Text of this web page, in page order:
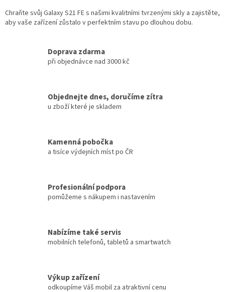
Chraňte svůj Galaxy S21 FE s našimi kvalitními tvrzenými skly a zajistěte,
aby vaše zařízení zůstalo v perfektním stavu po dlouhou dobu.
Doprava zdarma
při objednávce nad 3000 kč
Objednejte dnes, doručíme zítra
u zboží které je skladem
Kamenná pobočka
a tisíce výdejních míst po ČR
Profesionální podpora
pomůžeme s nákupem i nastavením
Nabízíme také servis
mobilních telefonů, tabletů a smartwatch
Výkup zařízení
odkoupíme Váš mobil za atraktivní cenu